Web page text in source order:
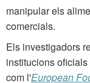
manipular els
comercials.
Els investigadors
institucions
com l'European